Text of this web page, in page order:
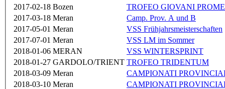
2017-02-18 Bozen
TROFEO GIOVANI
2017-03-18 Meran
Camp. Prov. A und B
2017-05-01 Meran
VSS Frühjahrsmeisterschaften
2017-07-01 Meran
VSS LM im Sommer
2018-01-06 MERAN
VSS WINTERSPRINT
2018-01-27 GARDOLO/TRIENT TROFEO TRIDENTUM
2018-03-09 Meran
CAMPIONATI
2018-03-10 Meran
CAMPIONATI